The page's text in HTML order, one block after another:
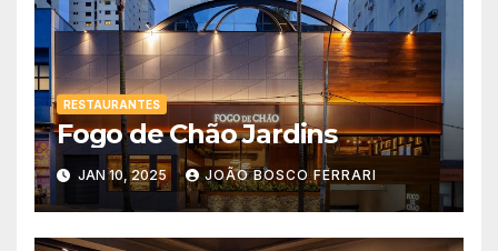
RESTAURANTES
Fogo de Chão Jardins
JAN 10, 2025 JOÃO BOSCO FERRARI